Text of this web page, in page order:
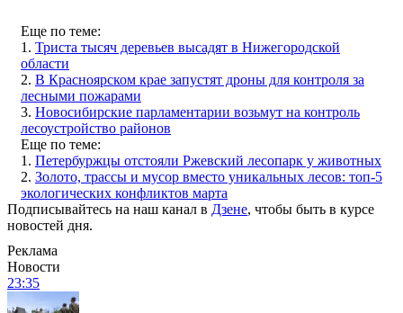
Еще по теме:
1. Триста тысяч деревьев высадят в Нижегородской
области
2. В Красноярском крае запустят дроны для контроля за
лесными пожарами
3. Новосибирские парламентарии возьмут на контроль
лесоустройство районов
Еще по теме:
1. Петербуржцы отстояли Ржевский лесопарк у животных
2. Золото, трассы и мусор вместо уникальных лесов: топ-5
экологических конфликтов марта
Подписывайтесь на наш канал в Дзене, чтобы быть в курсе
новостей дня.
Реклама
Новости
23:35